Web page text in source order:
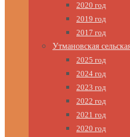
2020 год
2019 год
2017 год
Утмановская
2025 год
2024 год
2023 год
2022 год
2021 год
2020 год